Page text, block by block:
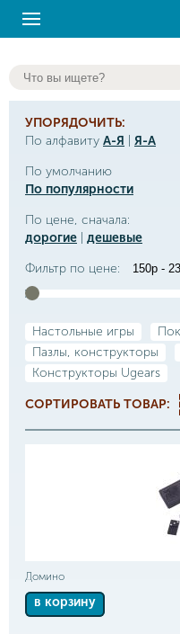
УПОРЯДОЧИТЬ:
По алфавиту А-Я
Я-А
По умолчанию
По популярности
По цене, сначала:
дорогие
дешевые
Фильтр по цене:
Настольные игры
Пазлы, конструкторы
Конструкторы Ugears
СОРТИРОВАТЬ ТОВАР:
Домино
в корзину